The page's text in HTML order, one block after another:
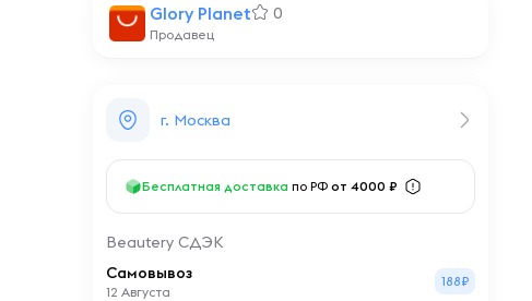
Glory Planet 0
Продавец
г. Москва
Бесплатная доставка по РФ от 4000 ₽
Beautery СДЭК
Самовывоз
12 Августа
188₽